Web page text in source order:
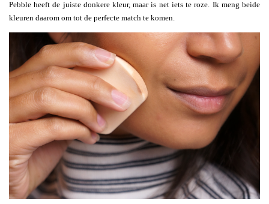
Pebble heeft de juiste donkere kleur, maar is net iets te roze. Ik meng beide
kleuren daarom om tot de perfecte match te komen.